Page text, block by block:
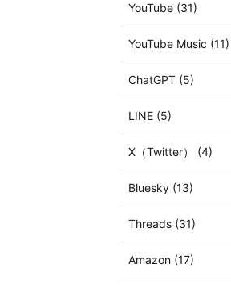
YouTube (31)
YouTube Music (11)
ChatGPT (5)
LINE (5)
X（Twitter） (4)
Bluesky (13)
Threads (31)
Amazon (17)